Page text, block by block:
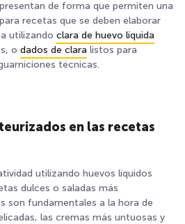
de forma que permiten una
recetas que se deben elaborar
utilizando clara de huevo líquida
o dados de clara listos para
técnicas.
en las recetas
utilizando huevos líquidos
dulces o saladas más
son fundamentales a la hora de
las cremas más untuosas y